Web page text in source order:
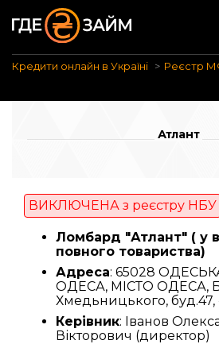
Кредити онлайн в Україні Реєстр
Атлант
ВИКЛЮЧЕНА з реєстру НБУ
Ломбард "Атлант" ( у
повного товариства)
Адреса: 65028
ОДЕСА, МІСТО ОДЕСА,
Хмедьницького, буд.47,
Керівник: Іванов
Вікторович (директор)